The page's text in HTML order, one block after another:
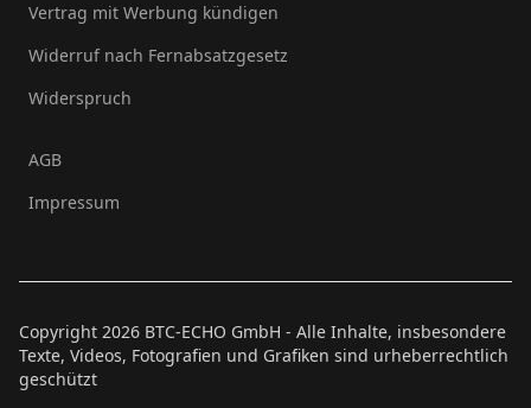
Vertrag mit Werbung kündigen
Widerruf nach Fernabsatzgesetz
Widerspruch
AGB
Impressum
Copyright 2026 BTC-ECHO GmbH - Alle Inhalte, insbesondere
Texte, Videos, Fotografien und Grafiken sind urheberrechtlich
geschützt